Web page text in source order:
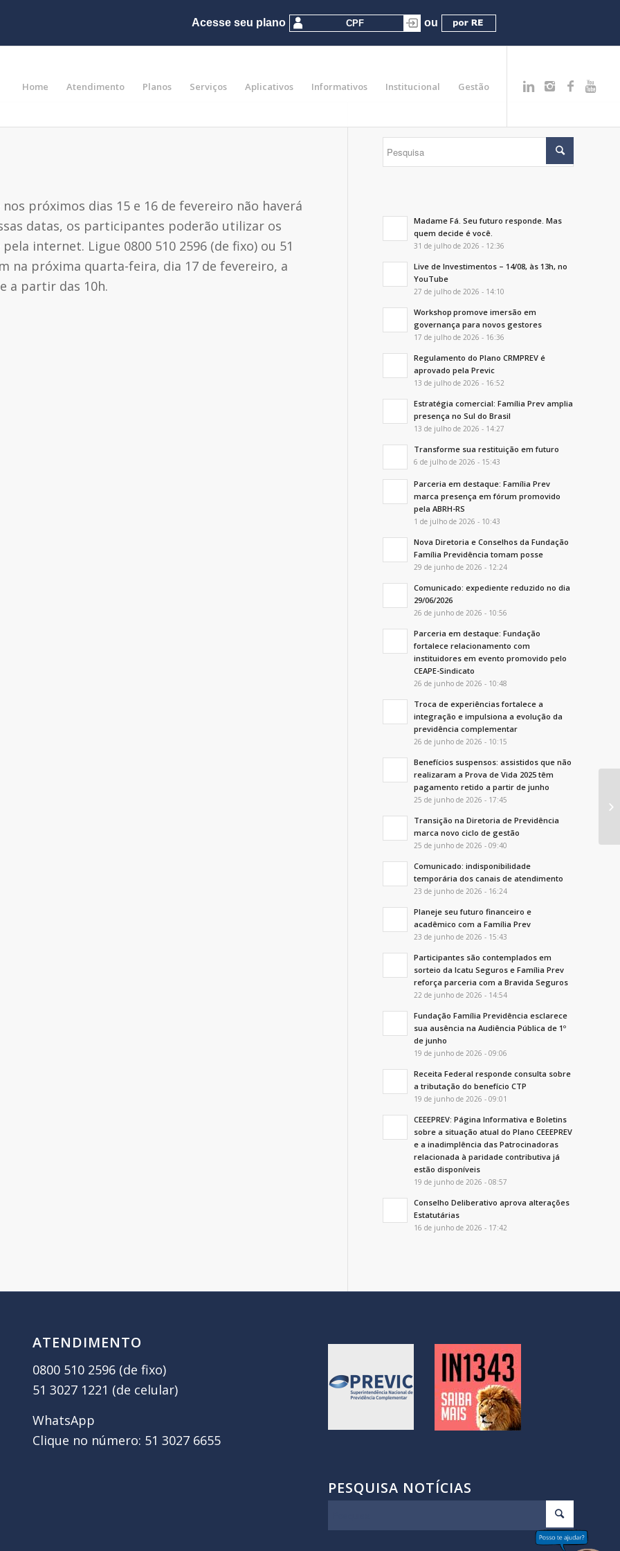
Home Atendimento Planos Serviços Aplicativos Informativos Institucional Gestão
próximos dias 15 e 16 de fevereiro não haverá
datas, os participantes poderão utilizar os
internet. Ligue 0800 510 2596 (de fixo) ou 51
na próxima quarta-feira, dia 17 de fevereiro, a
a partir das 10h.
Madame Fá. Seu futuro responde. Mas
quem decide é você.
31 de julho de 2026 - 12:36
Live de Investimentos – 14/08, às 13h, no
YouTube
27 de julho de 2026 - 14:10
Workshop promove imersão em
governança para novos gestores
17 de julho de 2026 - 16:36
Regulamento do Plano CRMPREV é
aprovado pela Previc
13 de julho de 2026 - 16:52
Estratégia comercial: Família Prev amplia
presença no Sul do Brasil
13 de julho de 2026 - 14:27
Transforme sua restituição em futuro
6 de julho de 2026 - 15:43
Parceria em destaque: Família Prev
marca presença em fórum promovido
pela ABRH-RS
1 de julho de 2026 - 10:43
Nova Diretoria e Conselhos da Fundação
Família Previdência tomam posse
29 de junho de 2026 - 12:24
Comunicado: expediente reduzido no dia
29/06/2026
26 de junho de 2026 - 10:56
Parceria em destaque: Fundação
fortalece relacionamento com
instituidores em evento promovido pelo
CEAPE-Sindicato
26 de junho de 2026 - 10:48
Troca de experiências fortalece a
integração e impulsiona a evolução da
previdência complementar
26 de junho de 2026 - 10:15
Benefícios suspensos: assistidos que não
realizaram a Prova de Vida 2025 têm
pagamento retido a partir de junho
25 de junho de 2026 - 17:45
Transição na Diretoria de Previdência
marca novo ciclo de gestão
25 de junho de 2026 - 09:40
Comunicado: indisponibilidade
temporária dos canais de atendimento
23 de junho de 2026 - 16:24
Planeje seu futuro financeiro e
acadêmico com a Família Prev
23 de junho de 2026 - 15:43
Participantes são contemplados em
sorteio da Icatu Seguros e Família Prev
reforça parceria com a Bravida Seguros
22 de junho de 2026 - 14:54
Fundação Família Previdência esclarece
sua ausência na Audiência Pública de 1º
de junho
19 de junho de 2026 - 09:06
Receita Federal responde consulta sobre
a tributação do benefício CTP
19 de junho de 2026 - 09:01
CEEEPREV: Página Informativa e Boletins
sobre a situação atual do Plano CEEEPREV
e a inadimplência das Patrocinadoras
relacionada à paridade contributiva já
estão disponíveis
19 de junho de 2026 - 08:57
Conselho Deliberativo aprova alterações
Estatutárias
16 de junho de 2026 - 17:42
ATENDIMENTO
0800 510 2596 (de fixo)
51 3027 1221 (de celular)
WhatsApp
Clique no número: 51 3027 6655
PESQUISA NOTÍCIAS